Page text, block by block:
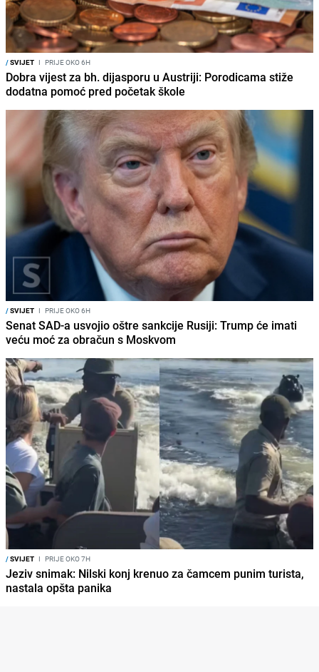
/SVIJET I PRIJE OKO 6H
Dobra vijest za bh. dijasporu u Austriji: Porodicama stiže
dodatna pomoć pred početak škole
/SVIJET I PRIJE OKO 6H
Senat SAD-a usvojio oštre sankcije Rusiji: Trump će imati
veću moć za obračun s Moskvom
/SVIJET I PRIJE OKO 7H
Jeziv snimak: Nilski konj krenuo za čamcem punim turista,
nastala opšta panika